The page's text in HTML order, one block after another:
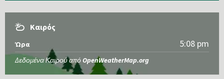
Καιρός
Ώρα 5:08 pm
Δεδομένα Καιρού από OpenWeatherMap.org